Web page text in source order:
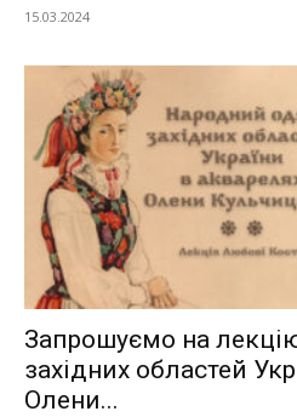
15.03.2024
Запрошуємо на
західних областей
Олени...